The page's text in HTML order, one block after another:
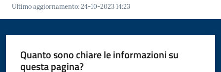
Medaglia
d'argento
al Valor
Militare
Ultimo aggiornamento:24-10-2023 14:23
Quanto sono chiare le informazioni su
questa pagina?